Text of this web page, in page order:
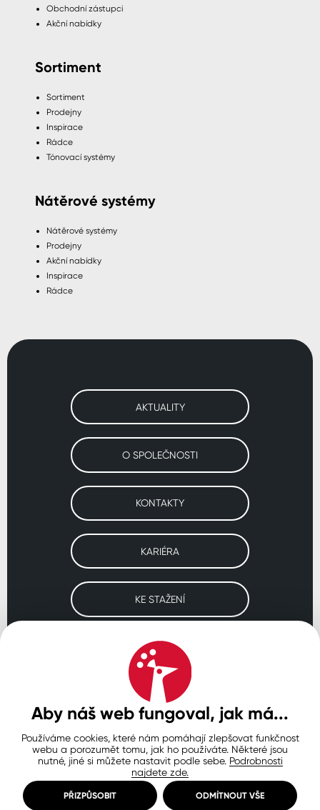
Obchodní zástupci
Akční nabídky
Sortiment
Sortiment
Prodejny
Inspirace
Rádce
Tónovací systémy
Nátěrové systémy
Nátěrové systémy
Prodejny
Akční nabídky
Inspirace
Rádce
AKTUALITY
O SPOLEČNOSTI
KONTAKTY
KARIÉRA
KE STAŽENÍ
Navštivte naše pobočky
SLOVENSKO POLSKO
Ochrana osobních údajů
Zásady používání souborů cookie
Nastavení cookies
© Copyright 2026 COLORLAK
Created by inCUBE
Aby náš web fungoval, jak má...
Používáme cookies, které nám pomáhají zlepšovat funkčnost
webu a porozumět tomu, jak ho používáte. Některé jsou
nutné, jiné si můžete nastavit podle sebe. Podrobnosti
najdete zde.
PŘIZPŮSOBIT ODMÍTNOUT VŠE